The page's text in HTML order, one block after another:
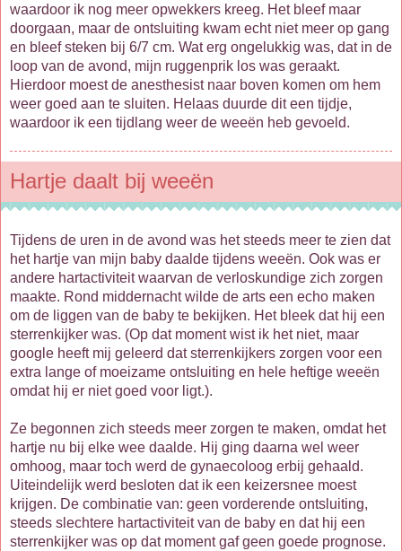
waardoor ik nog meer opwekkers kreeg. Het bleef maar
doorgaan, maar de ontsluiting kwam echt niet meer op gang
en bleef steken bij 6/7 cm. Wat erg ongelukkig was, dat in de
loop van de avond, mijn ruggenprik los was geraakt.
Hierdoor moest de anesthesist naar boven komen om hem
weer goed aan te sluiten. Helaas duurde dit een tijdje,
waardoor ik een tijdlang weer de weeën heb gevoeld.
Hartje daalt bij weeën
Tijdens de uren in de avond was het steeds meer te zien dat
het hartje van mijn baby daalde tijdens weeën. Ook was er
andere hartactiviteit waarvan de verloskundige zich zorgen
maakte. Rond middernacht wilde de arts een echo maken
om de liggen van de baby te bekijken. Het bleek dat hij een
sterrenkijker was. (Op dat moment wist ik het niet, maar
google heeft mij geleerd dat sterrenkijkers zorgen voor een
extra lange of moeizame ontsluiting en hele heftige weeën
omdat hij er niet goed voor ligt.).
Ze begonnen zich steeds meer zorgen te maken, omdat het
hartje nu bij elke wee daalde. Hij ging daarna wel weer
omhoog, maar toch werd de gynaecoloog erbij gehaald.
Uiteindelijk werd besloten dat ik een keizersnee moest
krijgen. De combinatie van: geen vorderende ontsluiting,
steeds slechtere hartactiviteit van de baby en dat hij een
sterrenkijker was op dat moment gaf geen goede prognose.